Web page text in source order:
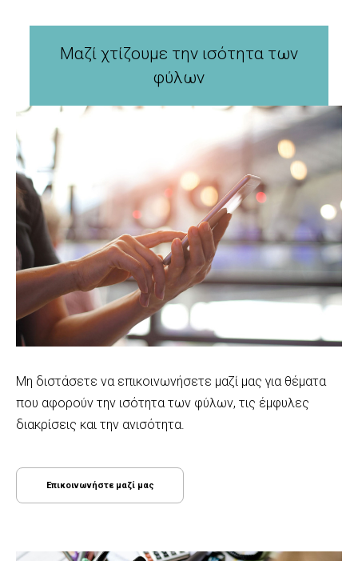
Μαζί χτίζουμε την ισότητα των
φύλων
Μη διστάσετε να επικοινωνήσετε μαζί μας για θέματα
που αφορούν την ισότητα των φύλων, τις έμφυλες
διακρίσεις και την ανισότητα.
Επικοινωνήστε μαζί μας